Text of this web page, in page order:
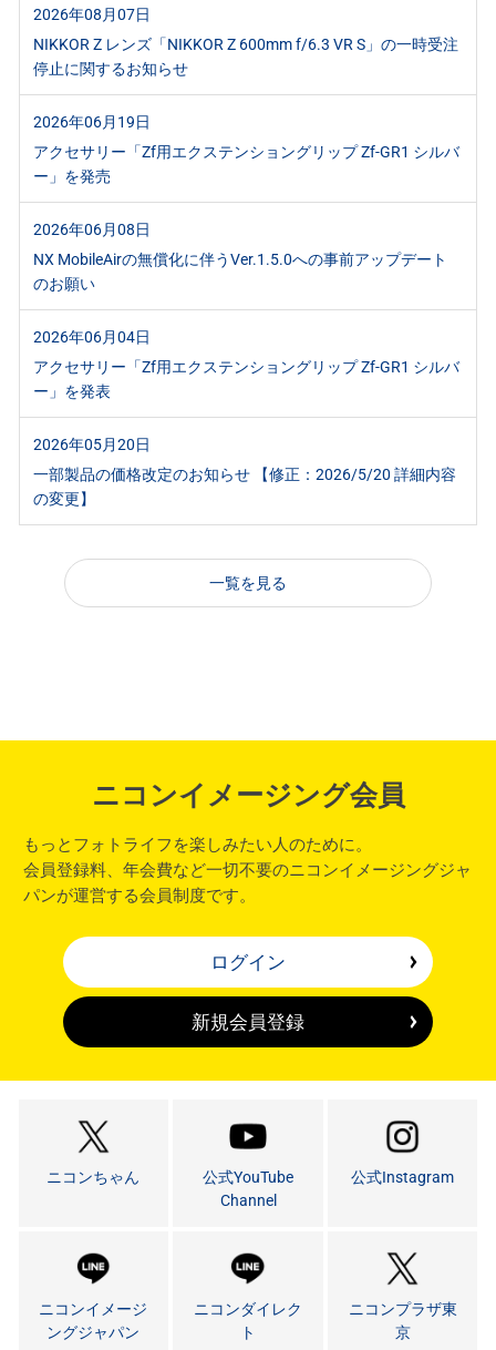
2026年08月07日
NIKKOR Z レンズ「NIKKOR Z 600mm f/6.3 VR S」の一時受注
停止に関するお知らせ
2026年06月19日
アクセサリー「Zf用エクステンショングリップ Zf-GR1 シルバ
ー」を発売
2026年06月08日
NX MobileAirの無償化に伴うVer.1.5.0への事前アップデート
のお願い
2026年06月04日
アクセサリー「Zf用エクステンショングリップ Zf-GR1 シルバ
ー」を発表
2026年05月20日
一部製品の価格改定のお知らせ 【修正：2026/5/20 詳細内容
の変更】
一覧を見る
ニコンイメージング会員
もっとフォトライフを楽しみたい人のために。
会員登録料、年会費など一切不要のニコンイメージングジャ
パンが運営する会員制度です。
ログイン
新規会員登録
ニコンちゃん
公式YouTube
Channel
公式Instagram
ニコンイメージ
ングジャパン
ニコンダイレク
ト
ニコンプラザ東
京